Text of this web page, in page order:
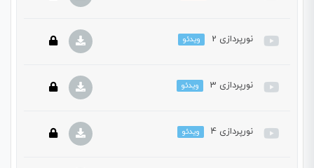
این بخش خصوصی می باشد. برای دسترسی کامل به دروس این
نورپردازی 2 ویدئو
این بخش خصوصی می باشد. برای دسترسی کامل به دروس این
نورپردازی 3 ویدئو
این بخش خصوصی می باشد. برای دسترسی کامل به دروس این
نورپردازی 4 ویدئو